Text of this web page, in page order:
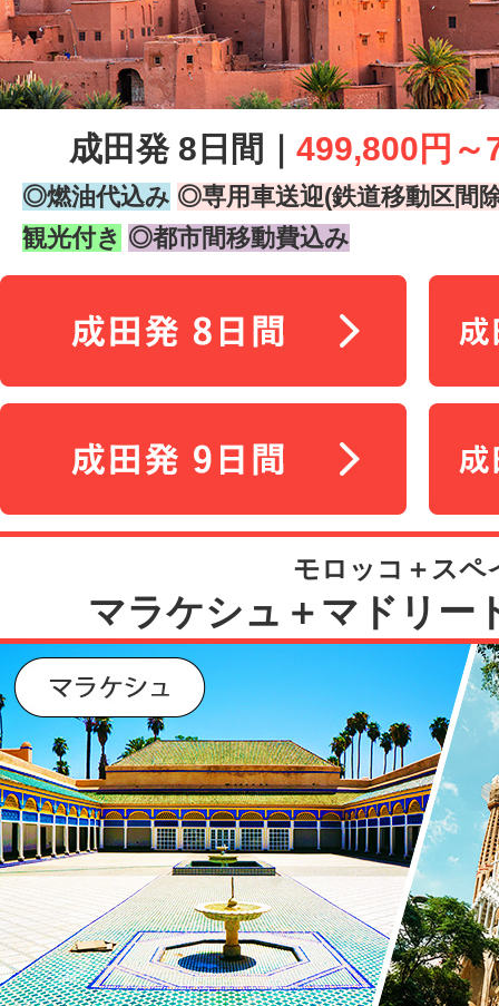
成田発 8日間｜ 499,800円～
◎燃油代込み ◎専用車送迎(鉄道移動区間
観光付き ◎都市間移動費込み
モロッコ＋スペ
マラケシュ＋マドリー